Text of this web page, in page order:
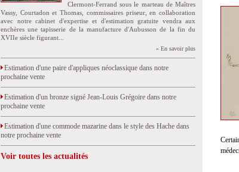
Clermont-Ferrand sous le marteau de Maîtres
Vassy, Courtadon et Thomas, commissaires priseur, en collaboration
avec notre cabinet d'expertise et d'estimation gratuite vendra aux
enchères une tapisserie de la manufacture d'Aubusson de la fin du
XVIIe siècle figurant...
» En savoir plus
Estimation d'une paire d'appliques néoclassique dans notre
prochaine vente
Estimation d'un bronze signé Jean-Louis Grégoire dans notre
prochaine vente
Estimation d'une commode mazarine dans le style des Hache dans
notre prochaine vente
Voir toutes les actualités